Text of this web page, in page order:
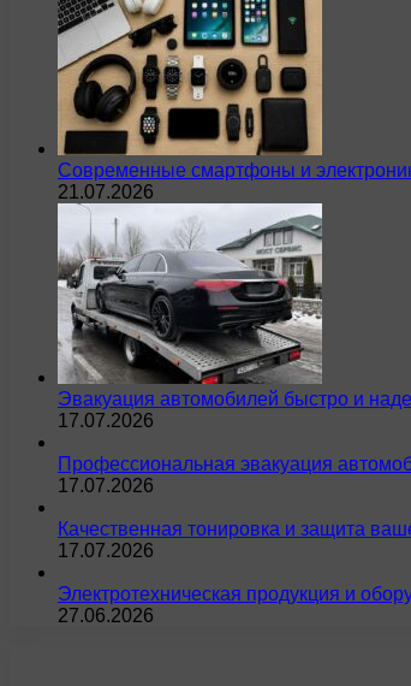
Современные смартфоны и
21.07.2026
Эвакуация автомобилей быстро и
17.07.2026
Профессиональная эвакуация
17.07.2026
Качественная тонировка и защита
17.07.2026
Электротехническая продукция и
27.06.2026